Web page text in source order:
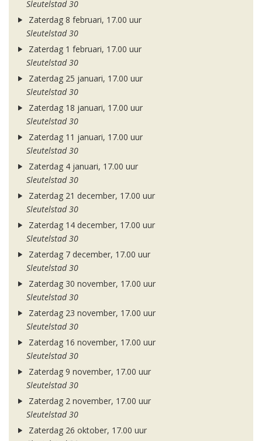
Sleutelstad 30
Zaterdag 8 februari, 17.00 uur
Sleutelstad 30
Zaterdag 1 februari, 17.00 uur
Sleutelstad 30
Zaterdag 25 januari, 17.00 uur
Sleutelstad 30
Zaterdag 18 januari, 17.00 uur
Sleutelstad 30
Zaterdag 11 januari, 17.00 uur
Sleutelstad 30
Zaterdag 4 januari, 17.00 uur
Sleutelstad 30
Zaterdag 21 december, 17.00 uur
Sleutelstad 30
Zaterdag 14 december, 17.00 uur
Sleutelstad 30
Zaterdag 7 december, 17.00 uur
Sleutelstad 30
Zaterdag 30 november, 17.00 uur
Sleutelstad 30
Zaterdag 23 november, 17.00 uur
Sleutelstad 30
Zaterdag 16 november, 17.00 uur
Sleutelstad 30
Zaterdag 9 november, 17.00 uur
Sleutelstad 30
Zaterdag 2 november, 17.00 uur
Sleutelstad 30
Zaterdag 26 oktober, 17.00 uur